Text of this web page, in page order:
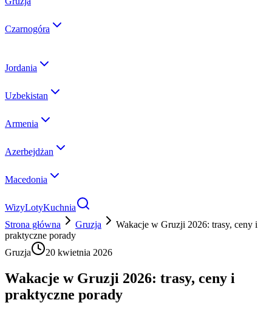
Czarnogóra
Jordania
Uzbekistan
Armenia
Azerbejdżan
Macedonia
WizyLotyKuchnia
Strona główna
Gruzja
Wakacje w Gruzji 2026: trasy, ceny i
praktyczne porady
Gruzja
20 kwietnia 2026
Wakacje w Gruzji 2026: trasy, ceny i
praktyczne porady